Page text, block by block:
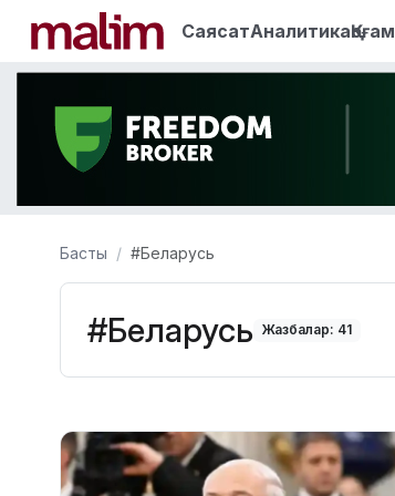
СаясатАналитикаҚоғам
Басты #Беларусь
#Беларусь Жазбалар: 41